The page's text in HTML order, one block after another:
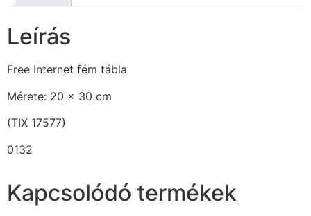
Leírás
Free Internet fém tábla
Mérete: 20 x 30 cm
(TIX 17577)
0132
Kapcsolódó termékek